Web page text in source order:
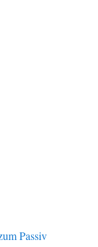
Passiv